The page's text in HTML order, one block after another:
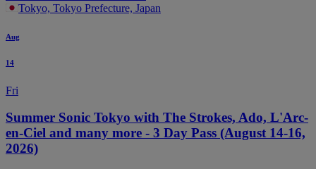
Tokyo, Tokyo Prefecture, Japan
Aug
14
Fri
Summer Sonic Tokyo with The Strokes, Ado, L'Arc-
en-Ciel and many more - 3 Day Pass (August 14-16,
2026)